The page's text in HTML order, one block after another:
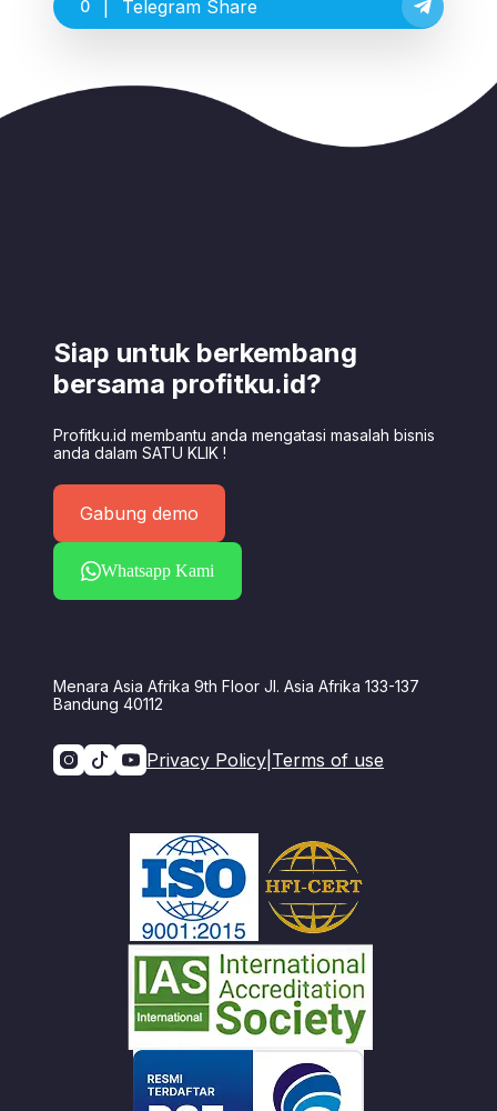
0 Telegram Share
Siap untuk berkembang
bersama profitku.id?
Profitku.id membantu anda mengatasi masalah bisnis
anda dalam SATU KLIK !
Gabung demo
Whatsapp Kami
Menara Asia Afrika 9th Floor Jl. Asia Afrika 133-137
Bandung 40112
Privacy Policy Terms of use